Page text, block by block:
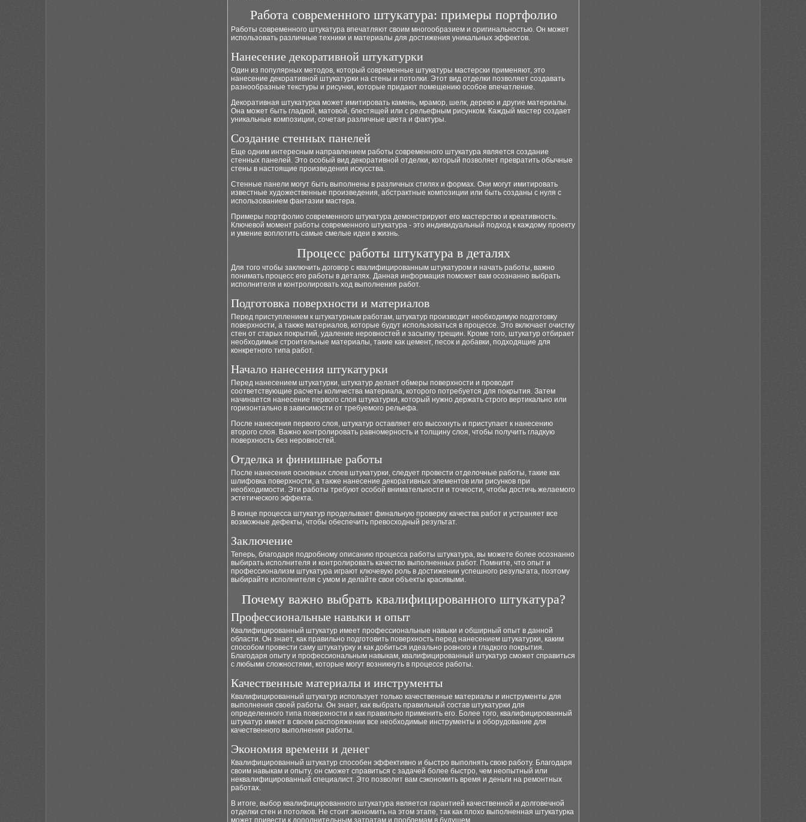
Работа современного штукатура: примеры портфолио
Работы современного штукатура впечатляют своим многообразием и оригинальностью. Он может
использовать различные техники и материалы для достижения уникальных эффектов.
Нанесение декоративной штукатурки
Один из популярных методов, который современные штукатуры мастерски применяют, это
нанесение декоративной штукатурки на стены и потолки. Этот вид отделки позволяет создавать
разнообразные текстуры и рисунки, которые придают помещению особое впечатление.
Декоративная штукатурка может имитировать камень, мрамор, шелк, дерево и другие материалы.
Она может быть гладкой, матовой, блестящей или с рельефным рисунком. Каждый мастер создает
уникальные композиции, сочетая различные цвета и фактуры.
Создание стенных панелей
Еще одним интересным направлением работы современного штукатура является создание
стенных панелей. Это особый вид декоративной отделки, который позволяет превратить обычные
стены в настоящие произведения искусства.
Стенные панели могут быть выполнены в различных стилях и формах. Они могут имитировать
известные художественные произведения, абстрактные композиции или быть созданы с нуля с
использованием фантазии мастера.
Примеры портфолио современного штукатура демонстрируют его мастерство и креативность.
Ключевой момент работы современного штукатура - это индивидуальный подход к каждому проекту
и умение воплотить самые смелые идеи в жизнь.
Процесс работы штукатура в деталях
Для того чтобы заключить договор с квалифицированным штукатуром и начать работы, важно
понимать процесс его работы в деталях. Данная информация поможет вам осознанно выбрать
исполнителя и контролировать ход выполнения работ.
Подготовка поверхности и материалов
Перед приступлением к штукатурным работам, штукатур производит необходимую подготовку
поверхности, а также материалов, которые будут использоваться в процессе. Это включает очистку
стен от старых покрытий, удаление неровностей и засыпку трещин. Кроме того, штукатур отбирает
необходимые строительные материалы, такие как цемент, песок и добавки, подходящие для
конкретного типа работ.
Начало нанесения штукатурки
Перед нанесением штукатурки, штукатур делает обмеры поверхности и проводит
соответствующие расчеты количества материала, которого потребуется для покрытия. Затем
начинается нанесение первого слоя штукатурки, который нужно держать строго вертикально или
горизонтально в зависимости от требуемого рельефа.
После нанесения первого слоя, штукатур оставляет его высохнуть и приступает к нанесению
второго слоя. Важно контролировать равномерность и толщину слоя, чтобы получить гладкую
поверхность без неровностей.
Отделка и финишные работы
После нанесения основных слоев штукатурки, следует провести отделочные работы, такие как
шлифовка поверхности, а также нанесение декоративных элементов или рисунков при
необходимости. Эти работы требуют особой внимательности и точности, чтобы достичь желаемого
эстетического эффекта.
В конце процесса штукатур проделывает финальную проверку качества работ и устраняет все
возможные дефекты, чтобы обеспечить превосходный результат.
Заключение
Теперь, благодаря подробному описанию процесса работы штукатура, вы можете более осознанно
выбирать исполнителя и контролировать качество выполненных работ. Помните, что опыт и
профессионализм штукатура играют ключевую роль в достижении успешного результата, поэтому
выбирайте исполнителя с умом и делайте свои объекты красивыми.
Почему важно выбрать квалифицированного штукатура?
Профессиональные навыки и опыт
Квалифицированный штукатур имеет профессиональные навыки и обширный опыт в данной
области. Он знает, как правильно подготовить поверхность перед нанесением штукатурки, каким
способом провести саму штукатурку и как добиться идеально ровного и гладкого покрытия.
Благодаря опыту и профессиональным навыкам, квалифицированный штукатур сможет справиться
с любыми сложностями, которые могут возникнуть в процессе работы.
Качественные материалы и инструменты
Квалифицированный штукатур использует только качественные материалы и инструменты для
выполнения своей работы. Он знает, как выбрать правильный состав штукатурки для
определенного типа поверхности и как правильно применить его. Более того, квалифицированный
штукатур имеет в своем распоряжении все необходимые инструменты и оборудование для
качественного выполнения работы.
Экономия времени и денег
Квалифицированный штукатур способен эффективно и быстро выполнять свою работу. Благодаря
своим навыкам и опыту, он сможет справиться с задачей более быстро, чем неопытный или
неквалифицированный специалист. Это позволит вам сэкономить время и деньги на ремонтных
работах.
В итоге, выбор квалифицированного штукатура является гарантией качественной и долговечной
отделки стен и потолков. Не стоит экономить на этом этапе, так как плохо выполненная штукатурка
может привести к дополнительным затратам и проблемам в будущем.